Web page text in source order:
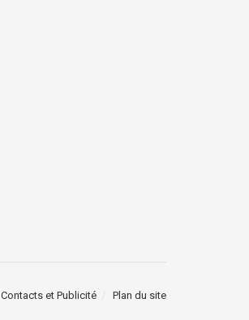
Contacts et Publicité Plan du site